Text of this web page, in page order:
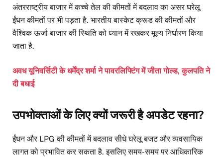
अंतरराष्ट्रीय बाजार में कच्चे तेल की कीमतों में बदलाव का असर घरेलू
ईंधन कीमतों पर भी पड़ता है. भारतीय बास्केट क्रूड की कीमतों और
वैश्विक ऊर्जा बाजार की स्थिति को ध्यान में रखकर मूल्य निर्धारण किया
जाता है.
अवध यूनिवर्सिटी के धर्मेंद्र शर्मा ने पावरलिफ्टिंग में जीता गोल्ड, कुलपति ने
दी बधाई
उपभोक्ताओं के लिए क्यों जरूरी है अपडेट रहना?
ईंधन और LPG की कीमतों में बदलाव सीधे घरेलू बजट और व्यवसायिक
लागत को प्रभावित कर सकता है. इसलिए समय-समय पर आधिकारिक